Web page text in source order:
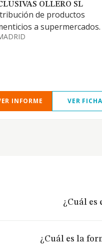
OLLERO SL
de productos
a supermercados.
INFORME VER FICHA
¿Cuál es
¿Cuál es la